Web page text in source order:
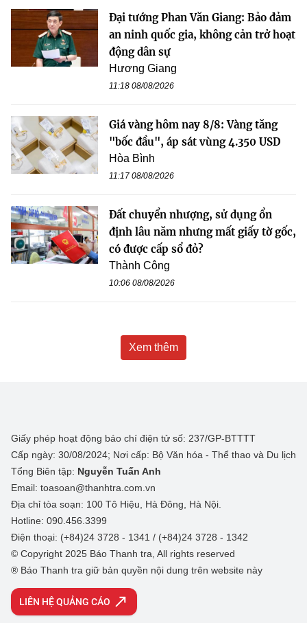
Đại tướng Phan Văn Giang: Bảo đảm
an ninh quốc gia, không cản trở hoạt
động dân sự
Hương Giang
11:18 08/08/2026
Giá vàng hôm nay 8/8: Vàng tăng
"bốc đầu", áp sát vùng 4.350 USD
Hòa Bình
11:17 08/08/2026
Đất chuyển nhượng, sử dụng ổn
định lâu năm nhưng mất giấy tờ gốc,
có được cấp sổ đỏ?
Thành Công
10:06 08/08/2026
Xem thêm
Giấy phép hoạt động báo chí điện tử số: 237/GP-BTTTT
Cấp ngày: 30/08/2024; Nơi cấp: Bộ Văn hóa - Thể thao và Du lịch
Tổng Biên tập: Nguyễn Tuấn Anh
Email: toasoan@thanhtra.com.vn
Địa chỉ tòa soạn: 100 Tô Hiệu, Hà Đông, Hà Nội.
Hotline: 090.456.3399
Điện thoại: (+84)24 3728 - 1341 / (+84)24 3728 - 1342
© Copyright 2025 Báo Thanh tra, All rights reserved
® Báo Thanh tra giữ bản quyền nội dung trên website này
LIÊN HỆ QUẢNG CÁO